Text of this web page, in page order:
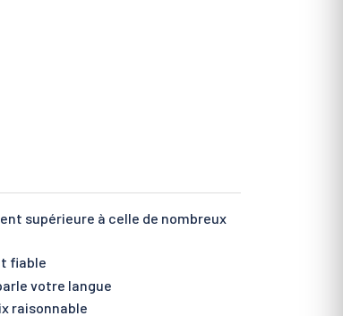
supérieure à celle de nombreux
fiable
votre langue
raisonnable